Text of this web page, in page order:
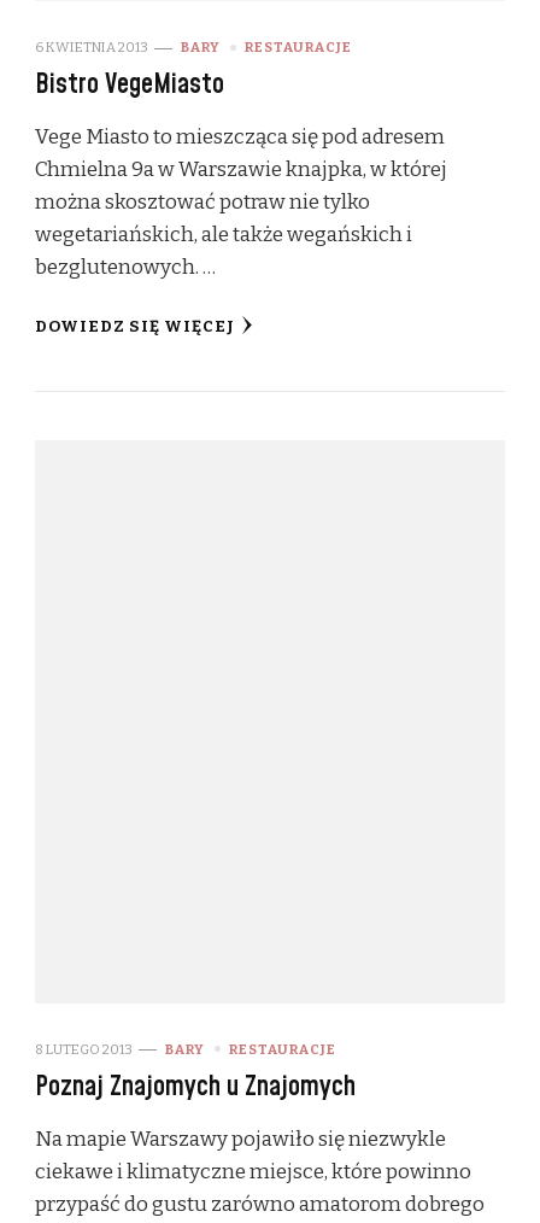
6 KWIETNIA 2013 BARY RESTAURACJE
Bistro VegeMiasto
Vege Miasto to mieszcząca się pod adresem
Chmielna 9a w Warszawie knajpka, w której
można skosztować potraw nie tylko
wegetariańskich, ale także wegańskich i
bezglutenowych. …
DOWIEDZ SIĘ WIĘCEJ
8 LUTEGO 2013 BARY RESTAURACJE
Poznaj Znajomych u Znajomych
Na mapie Warszawy pojawiło się niezwykle
ciekawe i klimatyczne miejsce, które powinno
przypaść do gustu zarówno amatorom dobrego